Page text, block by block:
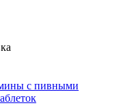
с пивными